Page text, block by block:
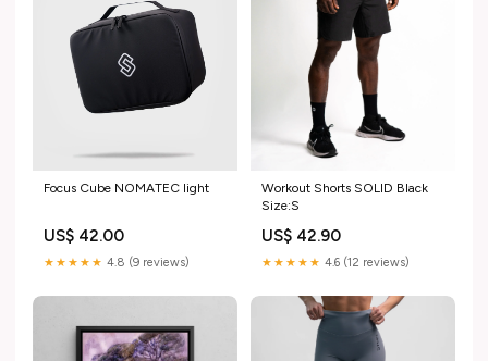
Focus Cube NOMATEC light
US$ 42.00
★★★★★ 4.8 (9 reviews)
Workout Shorts SOLID Black
Size:S
US$ 42.90
★★★★★ 4.6 (12 reviews)